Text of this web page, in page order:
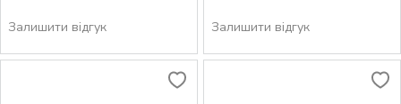
Залишити відгук Залишити відгук